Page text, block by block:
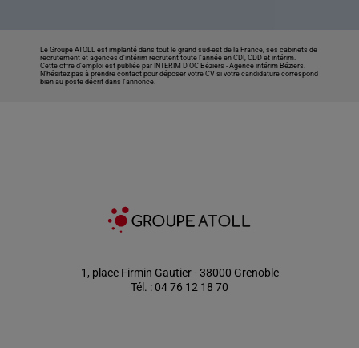
Le Groupe ATOLL est implanté dans tout le grand sud-est de la France, ses cabinets de
recrutement et agences d’intérim recrutent toute l’année en CDI, CDD et intérim.
Cette offre d’emploi est publiée par INTERIM D'OC Béziers -Agence intérim Béziers.
N’hésitez pas à prendre contact pour déposer votre CV si votre candidature correspond
bien au poste décrit dans l'annonce.
1, place Firmin Gautier - 38000 Grenoble
Tél. : 04 76 12 18 70